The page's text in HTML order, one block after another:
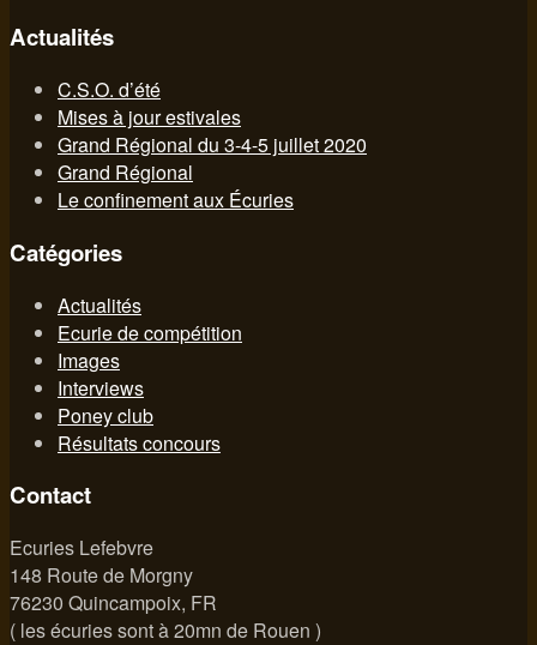
Actualités
C.S.O. d’été
Mises à jour estivales
Grand Régional du 3-4-5 juillet 2020
Grand Régional
Le confinement aux Écuries
Catégories
Actualités
Ecurie de compétition
Images
Interviews
Poney club
Résultats concours
Contact
Ecuries Lefebvre
148 Route de Morgny
76230 Quincampoix, FR
( les écuries sont à 20mn de Rouen )